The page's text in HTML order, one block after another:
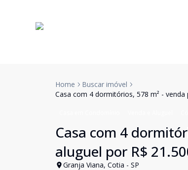
Home
Buscar imóvel
Casa com 4 dormitórios, 578 m² - venda
Casa com 4
aluguel por R$
Granja Viana, Cotia - SP